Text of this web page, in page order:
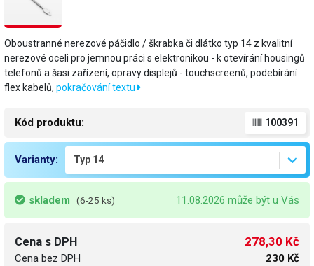
Oboustranné nerezové páčidlo / škrabka či dlátko typ 14 z kvalitní
nerezové oceli pro jemnou práci s elektronikou - k otevírání housingů
telefonů a šasi zařízení, opravy displejů - touchscreenů, podebírání
flex kabelů, pokračování textu
Kód produktu: 100391
Varianty:
skladem (6-25 ks) 11.08.2026 může být u Vás
Cena s DPH
Cena bez DPH
278,30 Kč
230 Kč